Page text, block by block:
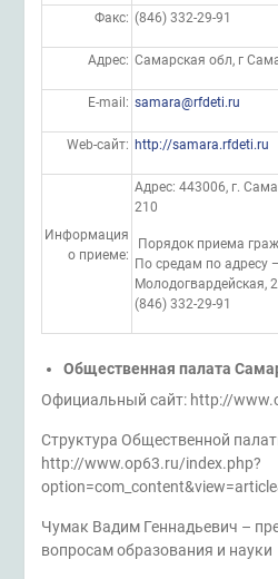
Факс: (846) 332-29-91
Адрес: Самарская обл, г
E-mail: samara@rfdeti.ru
Web-сайт: http://samara.rfdeti.ru
Информация
о приеме:
Адрес: 443006, г.
210
Порядок приема
По средам по адресу
Молодогвардейская,
(846) 332-29-91
Общественная палата
Официальный сайт: http://
Структура Общественной
http://www.op63.ru/index.php?
Чумак Вадим Геннадьевич –
вопросам образования и науки